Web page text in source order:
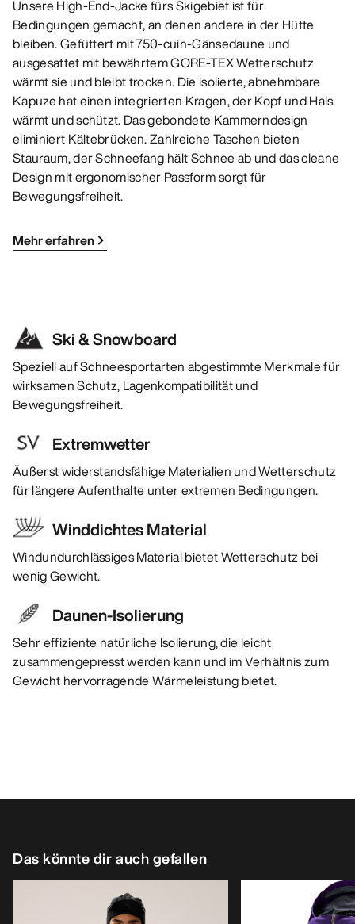
Unsere High-End-Jacke fürs Skigebiet ist für
Bedingungen gemacht, an denen andere in der Hütte
bleiben. Gefüttert mit 750-cuin-Gänsedaune und
ausgesattet mit bewährtem GORE-TEX Wetterschutz
wärmt sie und bleibt trocken. Die isolierte, abnehmbare
Kapuze hat einen integrierten Kragen, der Kopf und Hals
wärmt und schützt. Das gebondete Kammerndesign
eliminiert Kältebrücken. Zahlreiche Taschen bieten
Stauraum, der Schneefang hält Schnee ab und das cleane
Design mit ergonomischer Passform sorgt für
Bewegungsfreiheit.
Mehr erfahren
Ski & Snowboard
Speziell auf Schneesportarten abgestimmte Merkmale für
wirksamen Schutz, Lagenkompatibilität und
Bewegungsfreiheit.
Extremwetter
Äußerst widerstandsfähige Materialien und Wetterschutz
für längere Aufenthalte unter extremen Bedingungen.
Winddichtes Material
Windundurchlässiges Material bietet Wetterschutz bei
wenig Gewicht.
Daunen-Isolierung
Sehr effiziente natürliche Isolierung, die leicht
zusammengepresst werden kann und im Verhältnis zum
Gewicht hervorragende Wärmeleistung bietet.
Das könnte dir auch gefallen